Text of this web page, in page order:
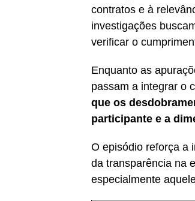
contratos e à
investigações
verificar o
Enquanto as
passam a integrar o
que os
participante e a
O episódio reforça a
da transparência na
especialmente